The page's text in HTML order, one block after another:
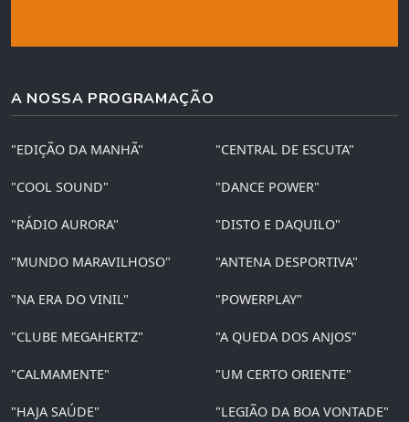
A NOSSA PROGRAMAÇÃO
"EDIÇÃO DA MANHÃ" "CENTRAL DE ESCUTA"
"COOL SOUND" "DANCE POWER"
"RÁDIO AURORA" "DISTO E DAQUILO"
"MUNDO MARAVILHOSO" "ANTENA DESPORTIVA"
"NA ERA DO VINIL" "POWERPLAY"
"CLUBE MEGAHERTZ" "A QUEDA DOS ANJOS"
"CALMAMENTE" "UM CERTO ORIENTE"
"HAJA SAÚDE" "LEGIÃO DA BOA VONTADE"